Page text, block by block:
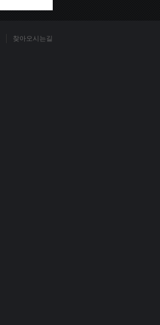
찾아오시는길